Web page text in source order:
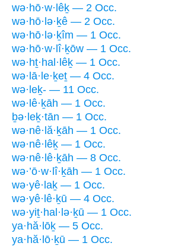
wə·hō·w·lêḵ — 2 Occ.
wə·hō·lə·ḵê — 2 Occ.
wə·hō·lə·ḵîm — 1 Occ.
wə·hō·w·lî·ḵōw — 1 Occ.
wə·hṯ·hal·lêḵ — 1 Occ.
wə·lā·le·ḵeṯ — 4 Occ.
wə·leḵ- — 11 Occ.
wə·lê·ḵāh — 1 Occ.
ḇə·leḵ·tān — 1 Occ.
wə·nê·lă·ḵāh — 1 Occ.
wə·nê·lêḵ — 1 Occ.
wə·nê·lê·ḵāh — 8 Occ.
wə·’ō·w·lî·ḵāh — 1 Occ.
wə·yê·laḵ — 1 Occ.
wə·yê·lê·ḵū — 4 Occ.
wə·yiṯ·hal·lə·ḵū — 1 Occ.
ya·hă·lōḵ — 5 Occ.
ya·hă·lō·ḵū — 1 Occ.